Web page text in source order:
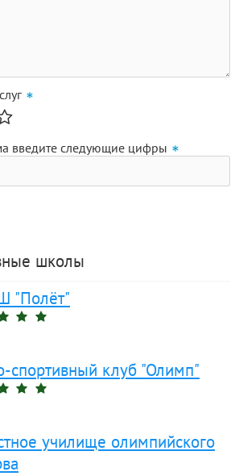
введите следующие цифры
школы
"Полёт"
спортивный клуб "Олимп"
училище олимпийского